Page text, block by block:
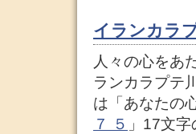
イランカラ
人々の心をあ
ランカラプテ
は「あなたの
７ ５ 」17文